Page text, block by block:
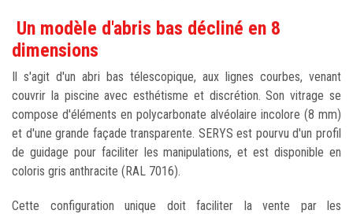
Un modèle d'abris bas décliné en 8
dimensions
Il s'agit d'un abri bas télescopique, aux lignes courbes, venant
couvrir la piscine avec esthétisme et discrétion. Son vitrage se
compose d'éléments en polycarbonate alvéolaire incolore (8 mm)
et d'une grande façade transparente. SERYS est pourvu d'un profil
de guidage pour faciliter les manipulations, et est disponible en
coloris gris anthracite (RAL 7016).
Cette configuration unique doit faciliter la vente par les